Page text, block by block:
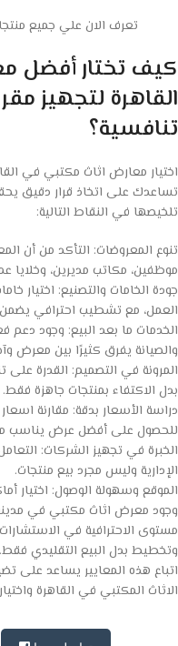
تعرف الان علي جميع
كيف تختار أفضل
القاهرة لتجهيز
تنافسية؟
اختيار معارض اثاث مكتبي في
تساعدك على اتخاذ قرار دقيق
تلخيصها في النقاط التالية:
تنوع المعروضات: التأكد من أن
موظفين، مكاتب مديرين، وخلايا
جودة الخامات والتصنيع: اختيار
العمل، مع تشطيب احترافي يضمن
الخدمات ما بعد البيع: وجود دعم
والصيانة يفرق كثيرًا بين معرض
المرونة في التصميم: القدرة
بدل الاكتفاء بمنتجات جاهزة فقط.
دراسة الأسعار بدقة: مقارنة
للحصول على أفضل عرض يناسب
الخبرة في تجهيز الشركات:
الإدارية وليس مجرد بيع منتجات.
الموقع وسهولة الوصول: اختيار
وجود معرض اثاث مكتبي في مدينة
مستوى الاحترافية في
وتخطيط بدل البيع التقليدي فقط.
اتباع هذه المعايير يساعد على
الاثاث المكتبي في القاهرة